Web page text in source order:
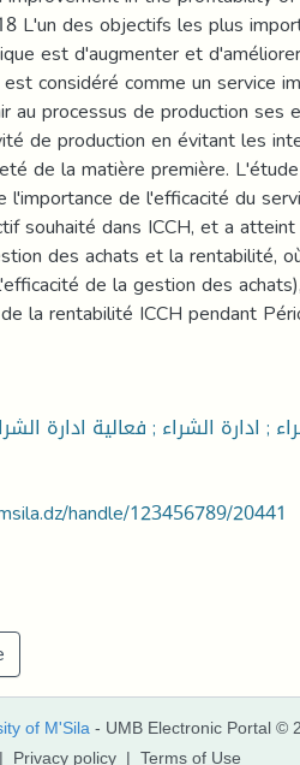
L'un des objectifs les plus
est d'augmenter et
considéré comme un service
au processus de production ses
de production en évitant les
de la matière première.
de l'efficacité du
souhaité dans ICCH, et a
des achats et la rentabilité,
de la gestion des
la rentabilité ICCH pendant
handle/123456789/20441
of M'Sila - UMB Electronic Portal ©
| Privacy policy | Terms of Use